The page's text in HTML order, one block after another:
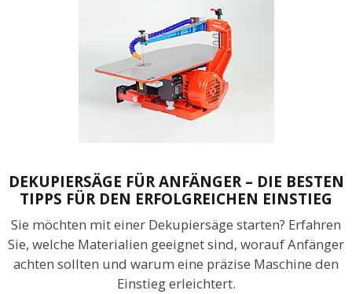
DEKUPIERSÄGE FÜR ANFÄNGER – DIE BESTEN
TIPPS FÜR DEN ERFOLGREICHEN EINSTIEG
Sie möchten mit einer Dekupiersäge starten? Erfahren
Sie, welche Materialien geeignet sind, worauf Anfänger
achten sollten und warum eine präzise Maschine den
Einstieg erleichtert.